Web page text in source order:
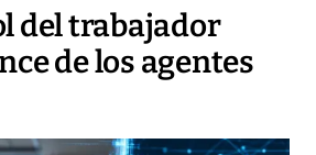
del trabajador
de los agentes